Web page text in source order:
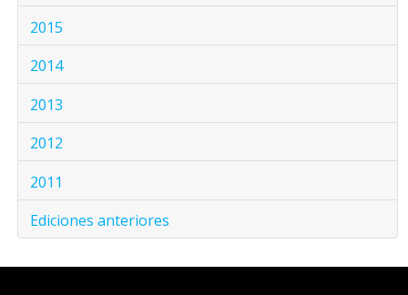
2015
2014
2013
2012
2011
Ediciones anteriores